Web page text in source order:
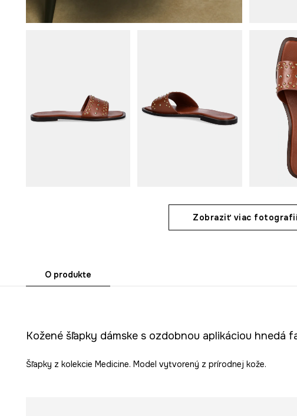
Zobraziť viac
O produkte
Kožené šľapky dámske s ozdobnou aplikáciou hnedá
Šľapky z kolekcie Medicine. Model vytvorený z prírodnej kože.